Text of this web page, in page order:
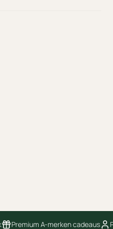
Premium A-merken cadeaus